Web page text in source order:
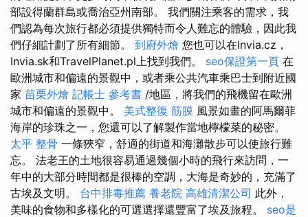
部設得蘭群島或喬治亞州南部。 我們關注乘客的需求，我
們認為每次旅行都必須提供獨特而令人難忘的體驗，因此我
們仔細計劃了所有細節。 到府外燴 您也可以在Invia.cz，
Invia.sk和TravelPlanet.pl上找到我們。 seo保證第一頁 在
歐洲城市和偏遠的景觀中，或者乘公共汽車乘巴士到附近國
家 苗栗外燴 記帳士 參考書 /地區，將我們的飛機留在歐洲
城市和偏遠的景觀中。 美式整復 筋膜 風景如畫的阿馬爾菲
海岸的珍珠之一，您還可以了解製作當地檸檬菜的秘密。
太平 整骨 一條狹窄，舒適的街道和海灘散步可以使旅行難
忘。 法老王的土地很容易通過幾個小時的飛行來訪問，一
年中的大部分時間都是很棒的空調，大海是奇妙的，充滿了
古埃及文明。 台中排毒推薦 養老院 高雄清潔公司 此外，
美味的食物和多樣化的可選選擇還豐富了埃及旅程。 seo是